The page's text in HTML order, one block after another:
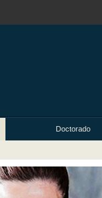
Doctorado